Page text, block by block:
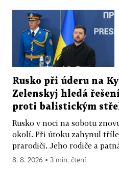
Rusko při úderu na
Zelenskyj hledá
proti balistickým
Rusko v noci na sobotu
okolí. Při útoku zahynul
prarodiči. Jeho rodiče a
8. 8. 2026 ▪ 3 min. čtení